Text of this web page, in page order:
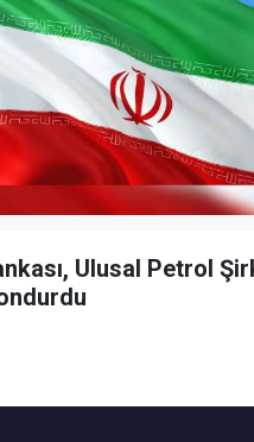
Ulusal Petrol